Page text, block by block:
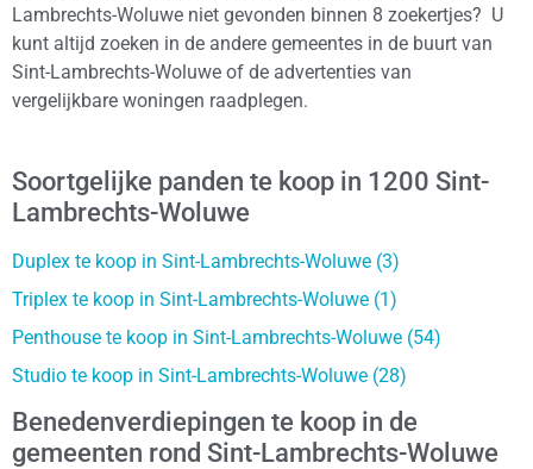
Lambrechts-Woluwe niet gevonden binnen 8 zoekertjes? U
kunt altijd zoeken in de andere gemeentes in de buurt van
Sint-Lambrechts-Woluwe of de advertenties van
vergelijkbare woningen raadplegen.
Soortgelijke panden te koop in 1200 Sint-
Lambrechts-Woluwe
Duplex te koop in Sint-Lambrechts-Woluwe (3)
Triplex te koop in Sint-Lambrechts-Woluwe (1)
Penthouse te koop in Sint-Lambrechts-Woluwe (54)
Studio te koop in Sint-Lambrechts-Woluwe (28)
Benedenverdiepingen te koop in de
gemeenten rond Sint-Lambrechts-Woluwe